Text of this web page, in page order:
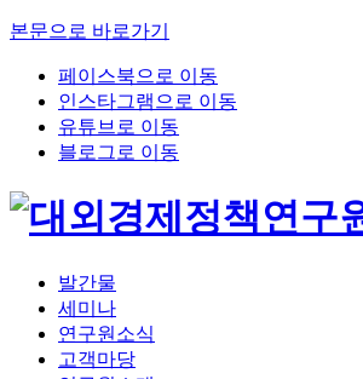
본문으로 바로가기
페이스북으로 이동
인스타그램으로 이동
유튜브로 이동
블로그로 이동
발간물
세미나
연구원소식
고객마당